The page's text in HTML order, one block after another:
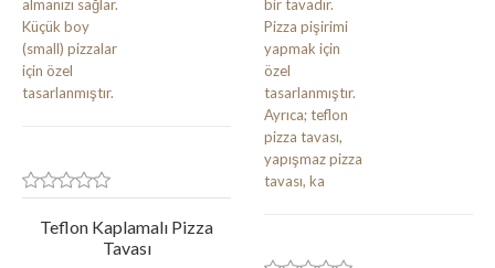
Teflon Kaplamalı Pizza
Tavası